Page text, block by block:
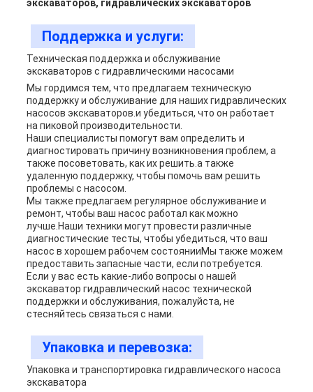
экскаваторов, гидравлических экскаваторов
Поддержка и услуги:
Техническая поддержка и обслуживание
экскаваторов с гидравлическими насосами
Мы гордимся тем, что предлагаем техническую
поддержку и обслуживание для наших гидравлических
насосов экскаваторов.и убедиться, что он работает
на пиковой производительности.
Наши специалисты помогут вам определить и
диагностировать причину возникновения проблем, а
также посоветовать, как их решить.а также
удаленную поддержку, чтобы помочь вам решить
проблемы с насосом.
Мы также предлагаем регулярное обслуживание и
ремонт, чтобы ваш насос работал как можно
лучше.Наши техники могут провести различные
диагностические тесты, чтобы убедиться, что ваш
насос в хорошем рабочем состоянииМы также можем
предоставить запасные части, если потребуется.
Если у вас есть какие-либо вопросы о нашей
экскаватор гидравлический насос технической
поддержки и обслуживания, пожалуйста, не
стесняйтесь связаться с нами.
Упаковка и перевозка:
Упаковка и транспортировка гидравлического насоса
экскаватора